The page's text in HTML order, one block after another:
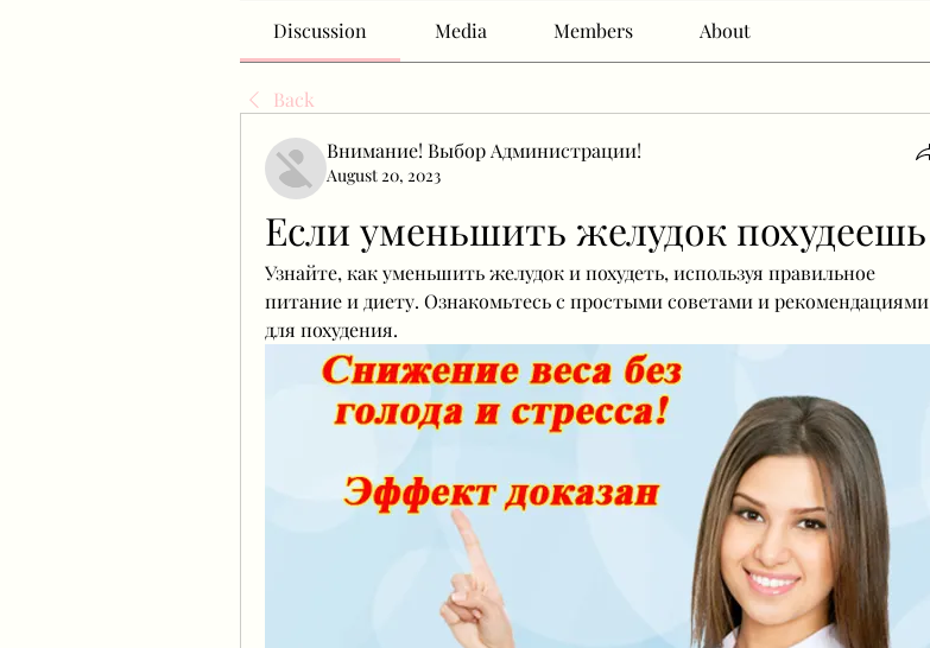
Discussion Media Members About
Back
Внимание! Выбор Администрации!
August 20, 2023
Если уменьшить желудок похудеешь
Узнайте, как уменьшить желудок и похудеть, используя правильное
питание и диету. Ознакомьтесь с простыми советами и рекомендациями
для похудения.